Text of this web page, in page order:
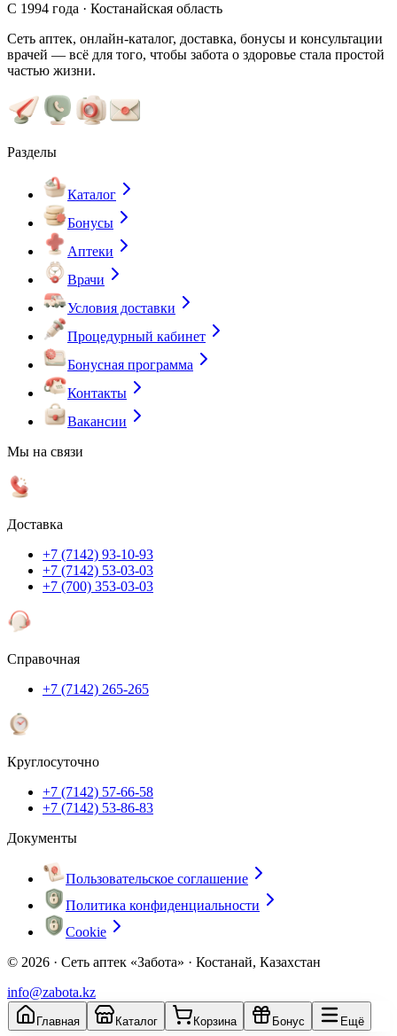
С 1994 года · Костанайская область
Сеть аптек, онлайн-каталог, доставка, бонусы и консультации
врачей — всё для того, чтобы забота о здоровье стала простой
частью жизни.
Разделы
Каталог
Бонусы
Аптеки
Врачи
Условия доставки
Процедурный кабинет
Бонусная программа
Контакты
Вакансии
Мы на связи
Доставка
+7 (7142) 93-10-93
+7 (7142) 53-03-03
+7 (700) 353-03-03
Справочная
+7 (7142) 265-265
Круглосуточно
+7 (7142) 57-66-58
+7 (7142) 53-86-83
Документы
Пользовательское соглашение
Политика конфиденциальности
Cookie
© 2026 · Сеть аптек «Забота» · Костанай, Казахстан
info@zabota.kz
Главная Каталог Корзина Бонус Ещё